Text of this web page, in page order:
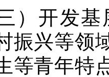
三）开发
振兴等领
等青年特